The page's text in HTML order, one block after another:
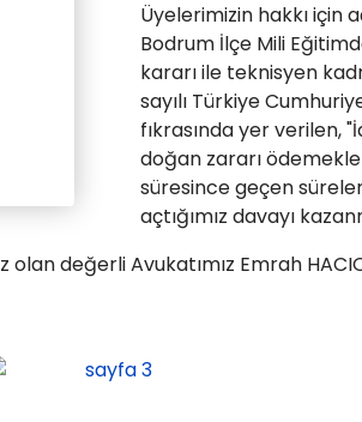
Üyelerimizin hakkı için
Bodrum İlçe Mili
kararı ile teknisyen
sayılı Türkiye
fıkrasında yer verilen,
doğan zararı
süresince geçen
açtığımız davayı
değerli Avukatımız Emrah